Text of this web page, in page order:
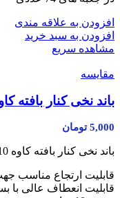
افزودن به علاقه مندی
افزودن به سبد خرید
مشاهده سریع
مقایسه
باند نخی کنار بافته کاوه 10
5,000 تومان
باند نخی کنار بافته کاوه 10 سانت
قابلیت ارتجاع مناسب
قابلیت انعطاف عالی با